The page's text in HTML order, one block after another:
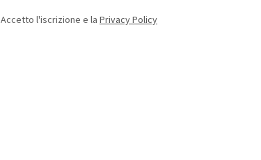
Accetto l'iscrizione e la Privacy Policy